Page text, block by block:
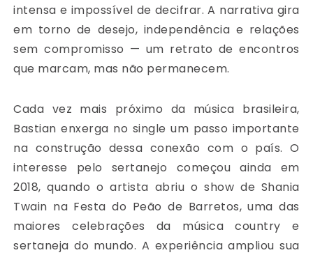
intensa e impossível de decifrar. A narrativa gira
em torno de desejo, independência e relações
sem compromisso — um retrato de encontros
que marcam, mas não permanecem.
Cada vez mais próximo da música brasileira,
Bastian enxerga no single um passo importante
na construção dessa conexão com o país. O
interesse pelo sertanejo começou ainda em
2018, quando o artista abriu o show de Shania
Twain na Festa do Peão de Barretos, uma das
maiores celebrações da música country e
sertaneja do mundo. A experiência ampliou sua